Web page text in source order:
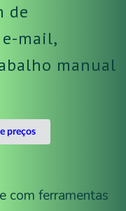
de
mail,
manual
preços
com ferramentas